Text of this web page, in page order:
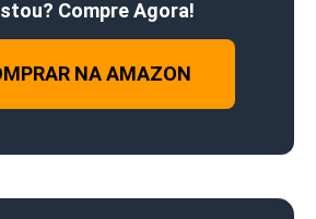
Compre Agora!
NA AMAZON